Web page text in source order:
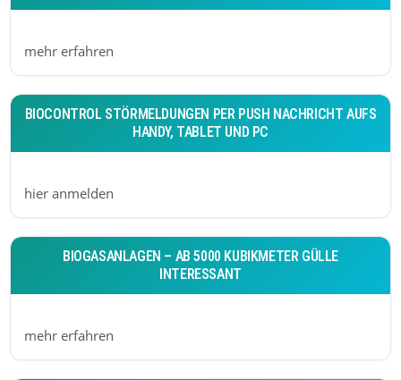
mehr erfahren
BIOCONTROL STÖRMELDUNGEN PER PUSH NACHRICHT AUFS
HANDY, TABLET UND PC
hier anmelden
BIOGASANLAGEN – AB 5000 KUBIKMETER GÜLLE
INTERESSANT
mehr erfahren